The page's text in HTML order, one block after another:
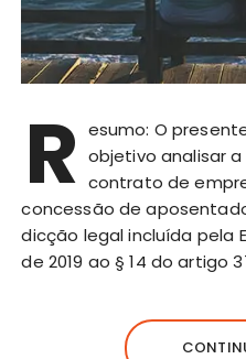
R esumo: O
objetivo analisar
contrato de
concessão de
dicção legal incluída pela
de 2019 ao § 14 do artigo